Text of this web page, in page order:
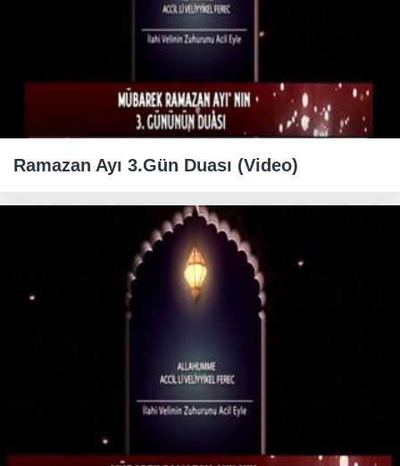
Ramazan Ayı 3.Gün Duası (Video)